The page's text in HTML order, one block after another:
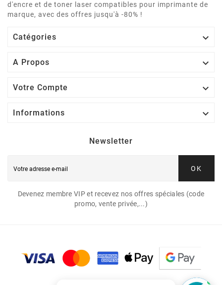
d'encre et de toner laser compatibles pour imprimante de
marque, avec des offres jusqu'à -80% !
Catégories 
A Propos 
Votre Compte 
Informations 
Newsletter
OK
Devenez membre VIP et recevez nos offres spéciales (code
promo, vente privée,...)